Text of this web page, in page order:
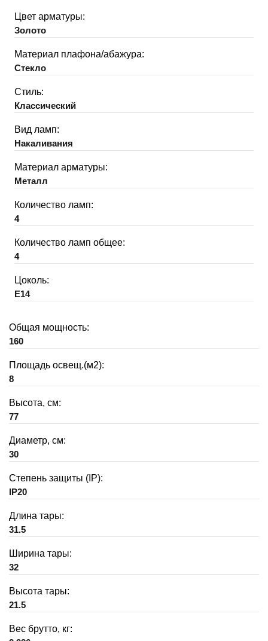
Цвет арматуры:
Золото
Материал плафона/абажура:
Стекло
Стиль:
Классический
Вид ламп:
Накаливания
Материал арматуры:
Металл
Количество ламп:
4
Количество ламп общее:
4
Цоколь:
E14
Общая мощность:
160
Площадь освещ.(м2):
8
Высота, см:
77
Диаметр, см:
30
Степень защиты (IP):
IP20
Длина тары:
31.5
Ширина тары:
32
Высота тары:
21.5
Вес брутто, кг: